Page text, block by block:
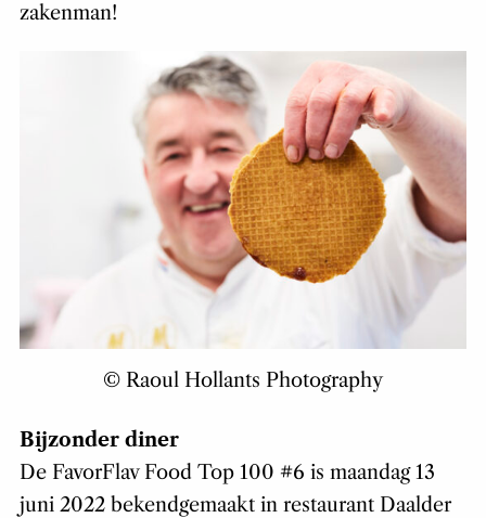
zakenman!
© Raoul Hollants Photography
Bijzonder diner
De FavorFlav Food Top 100 #6 is maandag 13
juni 2022 bekendgemaakt in restaurant Daalder